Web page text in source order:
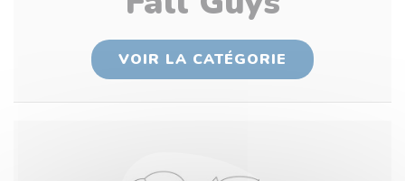
VOIR LA CATÉGORIE